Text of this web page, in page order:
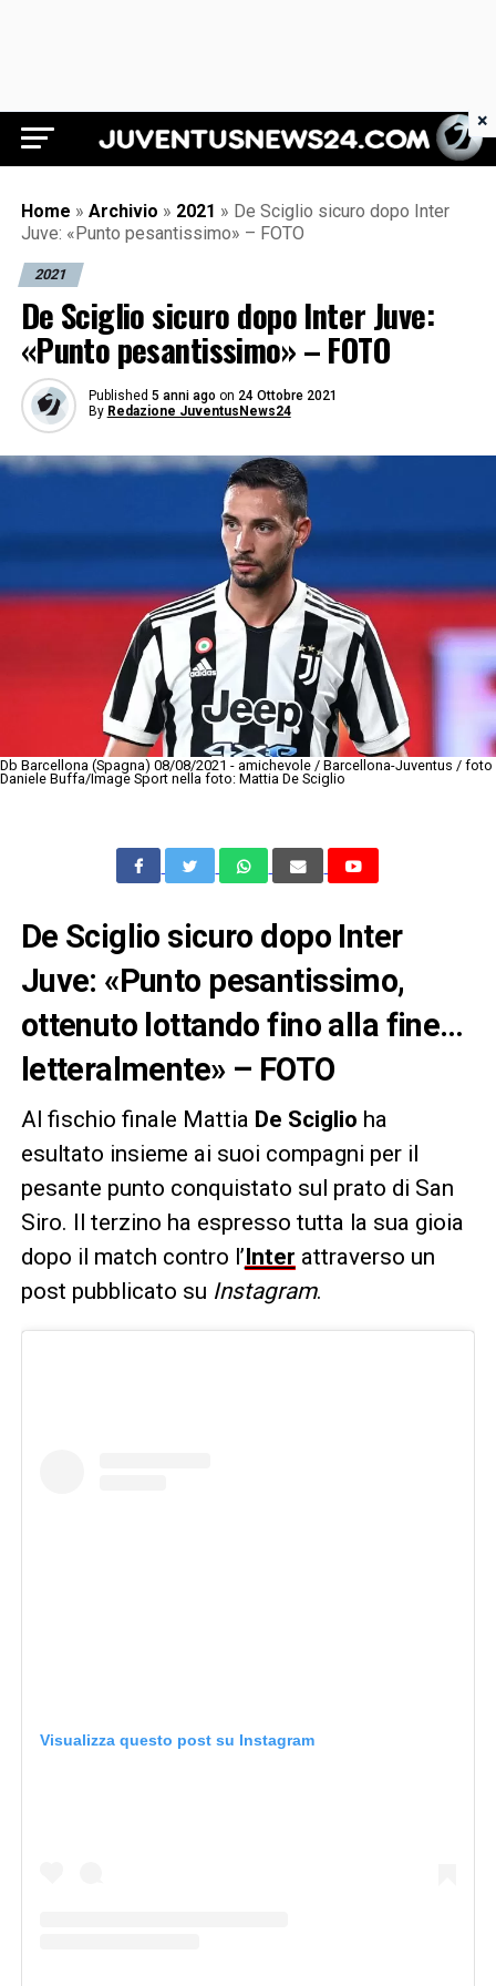
Juventus News 24
Home » Archivio » 2021 » De Sciglio sicuro dopo Inter
Juve: «Punto pesantissimo» – FOTO
2021
De Sciglio sicuro dopo Inter Juve:
«Punto pesantissimo» – FOTO
Published 5 anni ago on 24 Ottobre 2021
By Redazione JuventusNews24
Db Barcellona (Spagna) 08/08/2021 - amichevole / Barcellona-Juventus / foto
Daniele Buffa/Image Sport nella foto: Mattia De Sciglio
De Sciglio sicuro dopo Inter
Juve: «Punto pesantissimo,
ottenuto lottando fino alla fine…
letteralmente» – FOTO
Al fischio finale Mattia De Sciglio ha
esultato insieme ai suoi compagni per il
pesante punto conquistato sul prato di San
Siro. Il terzino ha espresso tutta la sua gioia
dopo il match contro l’Inter attraverso un
post pubblicato su Instagram.
Visualizza questo post su Instagram
×